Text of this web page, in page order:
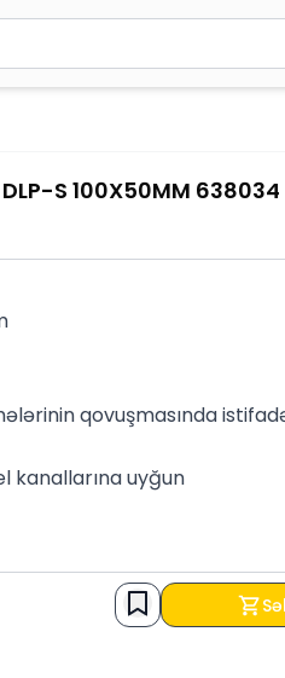
və ya nəticələr arasında
DLP-S 100X50MM 638034
qovuşmasında
kanallarına uyğun